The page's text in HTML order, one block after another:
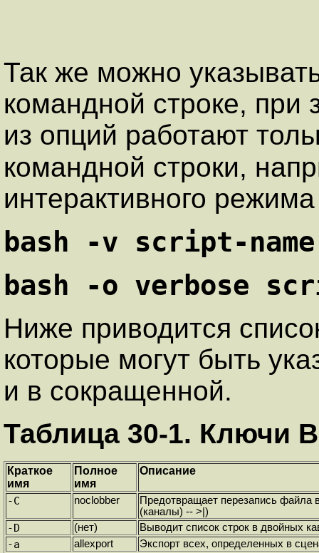
Так же можно
командной строке, при
из опций работают
командной строки,
интерактивного
bash -v script-name
bash -o verbose
Ниже приводится
которые могут быть
и в сокращенной.
Таблица 30-1. Ключи
Краткое
имя
Полное
имя
Описание
-C noclobber
Предотвращает перезапись файла
(каналы) -- >| )
-D (нет) Выводит список строк в двойных
-a allexport Экспорт всех, определенных в